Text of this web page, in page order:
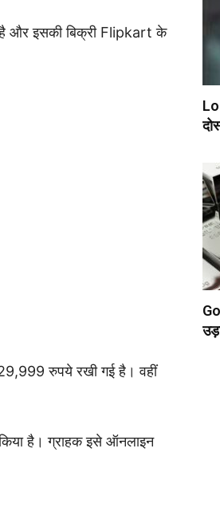
और इसकी बिक्री Flipkart के
रुपये रखी गई है। वहीं
है। ग्राहक इसे ऑनलाइन